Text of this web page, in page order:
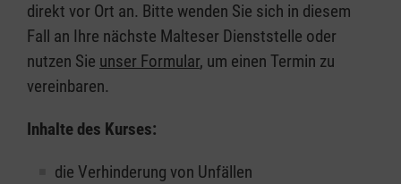
direkt vor Ort an. Bitte wenden Sie sich in diesem
Fall an Ihre nächste Malteser Dienststelle oder
nutzen Sie unser Formular, um einen Termin zu
vereinbaren.
Inhalte des Kurses:
die Verhinderung von Unfällen